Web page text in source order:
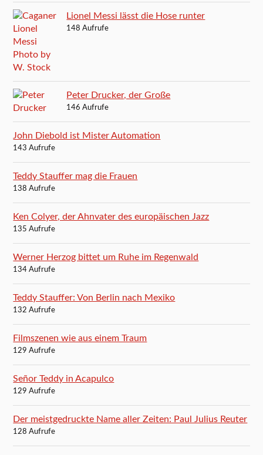
Lionel Messi lässt die Hose runter
148 Aufrufe
Peter Drucker, der Große
146 Aufrufe
John Diebold ist Mister Automation
143 Aufrufe
Teddy Stauffer mag die Frauen
138 Aufrufe
Ken Colyer, der Ahnvater des europäischen Jazz
135 Aufrufe
Werner Herzog bittet um Ruhe im Regenwald
134 Aufrufe
Teddy Stauffer: Von Berlin nach Mexiko
132 Aufrufe
Filmszenen wie aus einem Traum
129 Aufrufe
Señor Teddy in Acapulco
129 Aufrufe
Der meistgedruckte Name aller Zeiten: Paul Julius Reuter
128 Aufrufe